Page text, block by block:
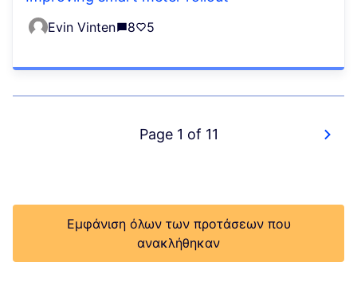
Evin Vinten 8 5
Page 1 of 11
Εμφάνιση όλων των προτάσεων που
ανακλήθηκαν